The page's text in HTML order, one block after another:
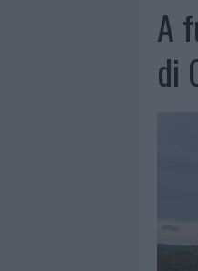
A
di